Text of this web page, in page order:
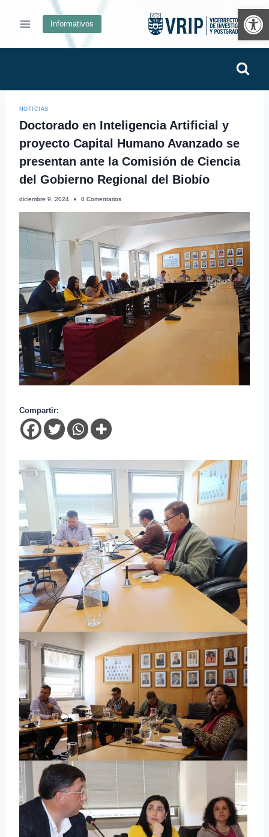
Informativos
NOTICIAS
Doctorado en Inteligencia Artificial y
proyecto Capital Humano Avanzado se
presentan ante la Comisión de Ciencia
del Gobierno Regional del Biobío
diciembre 9, 2024 0 Comentarios
Compartir: